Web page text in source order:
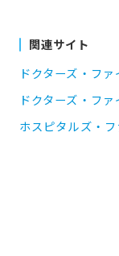
関連サイト
ドクターズ・ファ
ドクターズ・フ
ホスピタルズ・